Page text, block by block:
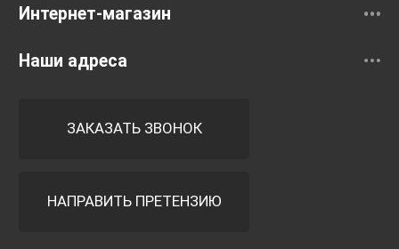
Интернет-магазин
Наши адреса
ЗАКАЗАТЬ ЗВОНОК
НАПРАВИТЬ ПРЕТЕНЗИЮ